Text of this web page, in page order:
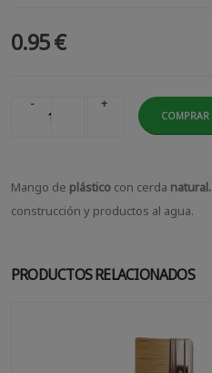
0.95 €
- +
COMPRAR
Mango de plástico con cerda natural.
construcción y productos al agua.
PRODUCTOS RELACIONADOS